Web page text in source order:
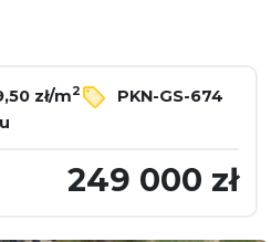
zł/m2
PKN-GS-674
249 000 zł